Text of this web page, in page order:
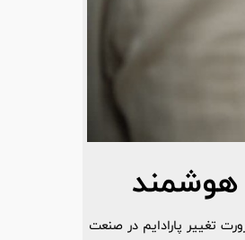
هوشمند
تغییر پارادایم در صنعت